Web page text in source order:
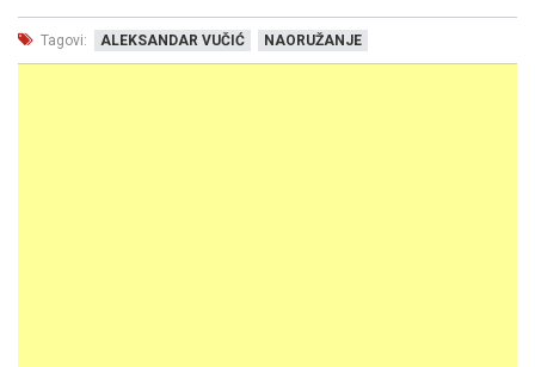
Tagovi: ALEKSANDAR VUČIĆ NAORUŽANJE